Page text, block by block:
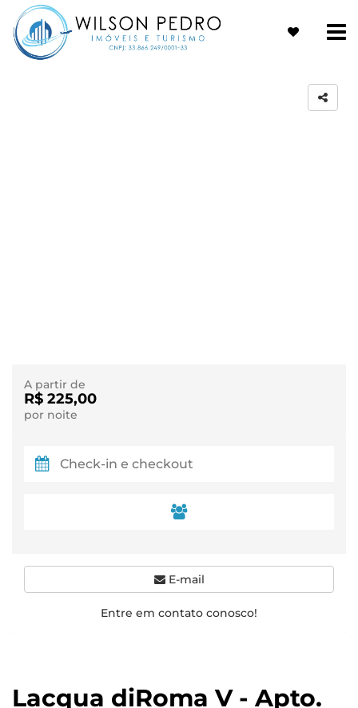
Lacqua diRoma V - Apto.
A partir de
R$ 225,00
por noite
E-mail
Entre em contato conosco!